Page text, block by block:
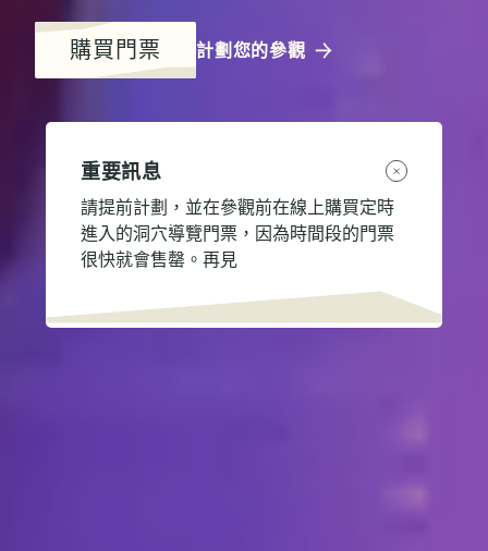
購買門票 計劃您的參觀
重要訊息
請提前計劃，並在參觀前在線上購買定時
進入的洞穴導覽門票，因為時間段的門票
很快就會售罄。再見